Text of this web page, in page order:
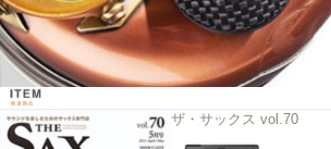
ザ・サックス vol.70